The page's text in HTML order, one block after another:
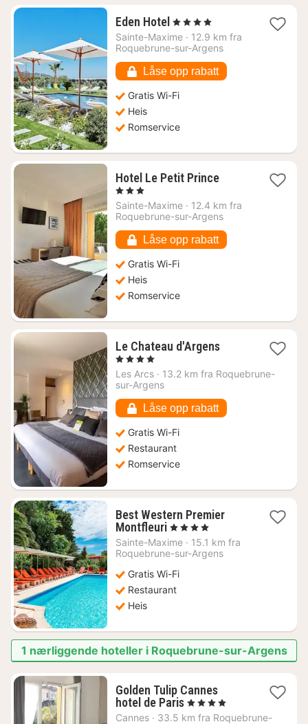
Eden Hotel 1
natt
fra
kr.
, 4 Stjerner
Sainte-Maxime · 12.9 km fra
Roquebrune-sur-Argens
Låse opp rabatt
Gratis Wi-Fi
Heis
Romservice
Hotel Le Petit Prince1
fra
1670
, 3 Stjerner
Sainte-Maxime · 12.4 km fra
Roquebrune-sur-Argens
Låse opp rabatt
Gratis Wi-Fi
Heis
Romservice
Le Chateau d'Argens1
fra
1756
, 4 Stjerner
Les Arcs · 13.2 km fra Roquebrune-
sur-Argens
Låse opp rabatt
Gratis Wi-Fi
Restaurant
Romservice
Best Western Premier
Montfleuri1
natt
fra
kr.
, 4 Stjerner
Sainte-Maxime · 15.1 km fra
Roquebrune-sur-Argens
Gratis Wi-Fi
Restaurant
Heis
1 nærliggende hoteller i Roquebrune-sur-Argens
Golden Tulip Cannes
hotel de Paris1
natt
, 4 Stjerner
Cannes · 33.5 km fra Roquebrune-